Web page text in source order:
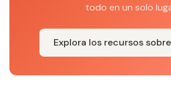
todo en un solo
Explora los recursos